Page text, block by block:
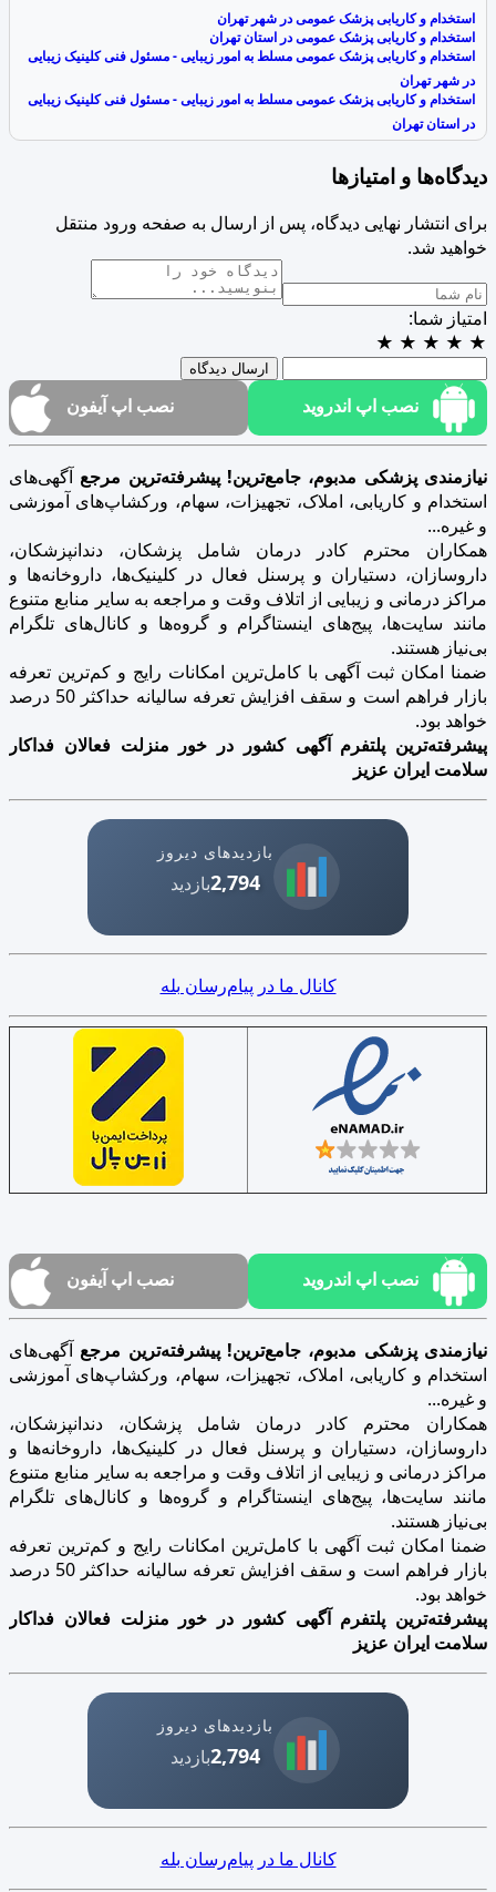
استخدام و کاریابی پزشک عمومی در شهر تهران
استخدام و کاریابی پزشک عمومی در استان تهران
استخدام و کاریابی پزشک عمومی مسلط به امور زیبایی - مسئول فنی کلینیک زیبایی
در شهر تهران
استخدام و کاریابی پزشک عمومی مسلط به امور زیبایی - مسئول فنی کلینیک زیبایی
در استان تهران
دیدگاه‌ها و امتیازها
برای انتشار نهایی دیدگاه، پس از ارسال به صفحه ورود منتقل
خواهید شد.
امتیاز شما:
★
★
★
★
★
ارسال دیدگاه
نصب اپ اندروید نصب اپ آیفون
نیازمندی پزشکی مدبوم، جامع‌ترین! پیشرفته‌ترین مرجع آگهی‌های
استخدام و کاریابی، املاک، تجهیزات، سهام، ورکشاپ‌های آموزشی
و غیره...
همکاران محترم کادر درمان شامل پزشکان، دندانپزشکان،
داروسازان، دستیاران و پرسنل فعال در کلینیک‌ها، داروخانه‌ها و
مراکز درمانی و زیبایی از اتلاف وقت و مراجعه به سایر منابع متنوع
مانند سایت‌ها، پیج‌های اینستاگرام و گروه‌ها و کانال‌های تلگرام
بی‌نیاز هستند.
ضمنا امکان ثبت آگهی با کامل‌ترین امکانات رایج و کم‌ترین تعرفه
بازار فراهم است و سقف افزایش تعرفه سالیانه حداکثر 50 درصد
خواهد بود.
پیشرفته‌ترین پلتفرم آگهی کشور در خور منزلت فعالان فداکار
سلامت ایران عزیز
بازدیدهای دیروز
2,794بازدید
کانال ما در پیام‌رسان بله
نصب اپ اندروید نصب اپ آیفون
نیازمندی پزشکی مدبوم، جامع‌ترین! پیشرفته‌ترین مرجع آگهی‌های
استخدام و کاریابی، املاک، تجهیزات، سهام، ورکشاپ‌های آموزشی
و غیره...
همکاران محترم کادر درمان شامل پزشکان، دندانپزشکان،
داروسازان، دستیاران و پرسنل فعال در کلینیک‌ها، داروخانه‌ها و
مراکز درمانی و زیبایی از اتلاف وقت و مراجعه به سایر منابع متنوع
مانند سایت‌ها، پیج‌های اینستاگرام و گروه‌ها و کانال‌های تلگرام
بی‌نیاز هستند.
ضمنا امکان ثبت آگهی با کامل‌ترین امکانات رایج و کم‌ترین تعرفه
بازار فراهم است و سقف افزایش تعرفه سالیانه حداکثر 50 درصد
خواهد بود.
پیشرفته‌ترین پلتفرم آگهی کشور در خور منزلت فعالان فداکار
سلامت ایران عزیز
بازدیدهای دیروز
2,794بازدید
کانال ما در پیام‌رسان بله